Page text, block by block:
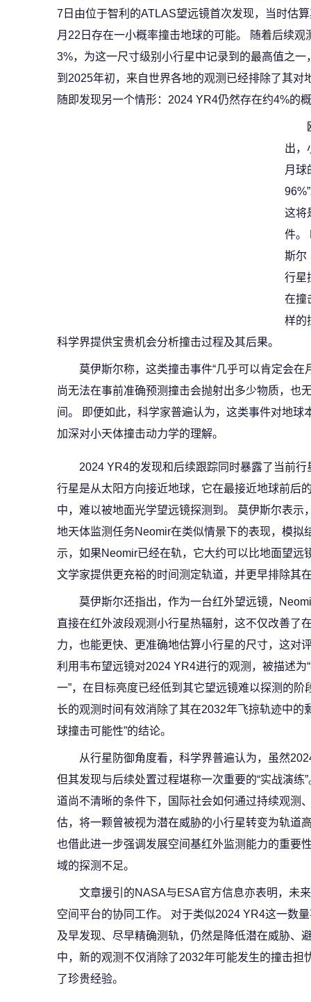
7日由位于智利的ATLAS望远镜首次发现，当时估
月22日存在一小概率撞击地球的可能。 随着后续
3%，为这一尺寸级别小行星中记录到的最高值之
到2025年初，来自世界各地的观测已经排除了其对
随即发现另一个情形：2024 YR4仍然存在约4%的
出，
月球
这将
件。
斯尔
行星
在撞
样的
科学界提供宝贵机会分析撞击过程及其后果。
莫伊斯尔称，这类撞击事件“几乎可以肯定会
尚无法在事前准确预测撞击会抛射出多少物质，也
间。 即便如此，科学家普遍认为，这类事件对地
加深对小天体撞击动力学的理解。
2024 YR4的发现和后续跟踪同时暴露了当前行
行星是从太阳方向接近地球，它在最接近地球前后
中，难以被地面光学望远镜探测到。 莫伊斯尔表
地天体监测任务Neomir在类似情景下的表现，模拟
示，如果Neomir已经在轨，它大约可以比地面望
文学家提供更充裕的时间测定轨道，并更早排除其
莫伊斯尔还指出，作为一台红外望远镜，
直接在红外波段观测小行星热辐射，这不仅改善了
力，也能更快、更准确地估算小行星的尺寸，这对
利用韦布望远镜对2024 YR4进行的观测，被描述
一”，在目标亮度已经低到其它望远镜难以探测的
长的观测时间有效消除了其在2032年飞掠轨迹中的
球撞击可能性”的结论。
从行星防御角度看，科学界普遍认为，虽然
但其发现与后续处置过程堪称一次重要的“实战演练
道尚不清晰的条件下，国际社会如何通过持续观测
估，将一颗曾被视为潜在威胁的小行星转变为轨道
也借此进一步强调发展空间基红外监测能力的重要
域的探测不足。
文章援引的NASA与ESA官方信息亦表明，未
空间平台的协同工作。 对于类似2024 YR4这一数
及早发现、尽早精确测轨，仍然是降低潜在威胁、
中，新的观测不仅消除了2032年可能发生的撞击担
了珍贵经验。